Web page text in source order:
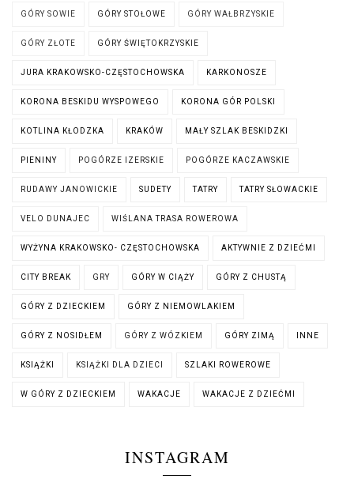
GÓRY SOWIE GÓRY STOŁOWE GÓRY WAŁBRZYSKIE
GÓRY ZŁOTE GÓRY ŚWIĘTOKRZYSKIE
JURA KRAKOWSKO-CZĘSTOCHOWSKA KARKONOSZE
KORONA BESKIDU WYSPOWEGO KORONA GÓR POLSKI
KOTLINA KŁODZKA KRAKÓW MAŁY SZLAK BESKIDZKI
PIENINY POGÓRZE IZERSKIE POGÓRZE KACZAWSKIE
RUDAWY JANOWICKIE SUDETY TATRY TATRY SŁOWACKIE
VELO DUNAJEC WIŚLANA TRASA ROWEROWA
WYŻYNA KRAKOWSKO- CZĘSTOCHOWSKA AKTYWNIE Z DZIEĆMI
CITY BREAK GRY GÓRY W CIĄŻY GÓRY Z CHUSTĄ
GÓRY Z DZIECKIEM GÓRY Z NIEMOWLAKIEM
GÓRY Z NOSIDŁEM GÓRY Z WÓZKIEM GÓRY ZIMĄ INNE
KSIĄŻKI KSIĄŻKI DLA DZIECI SZLAKI ROWEROWE
W GÓRY Z DZIECKIEM WAKACJE WAKACJE Z DZIEĆMI
INSTAGRAM